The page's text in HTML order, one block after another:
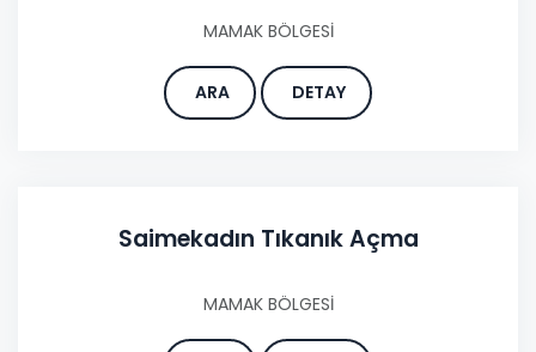
MAMAK BÖLGESİ
ARA DETAY
Saimekadın Tıkanık Açma
MAMAK BÖLGESİ